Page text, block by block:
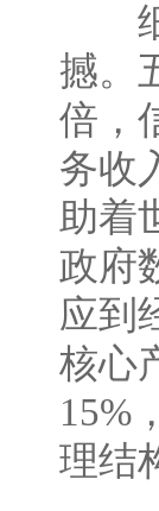
细
撼。
倍，
务收
助着
政府
应到
核心
15%
理结